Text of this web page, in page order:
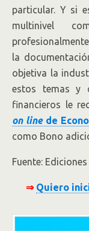
particular. Y si
multinivel
la
objetiva la
estos temas y
financieros le
on linede
como Bono
Fuente: Ediciones
⇒ Quiero